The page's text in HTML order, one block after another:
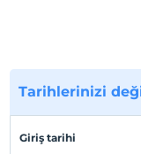
mutfaklıdır. Royal
tümü klima ve
saunası vardır.
çocuk oyun alanı
ücretsiz banyo
Tarihlerinizi
Giriş tarihi